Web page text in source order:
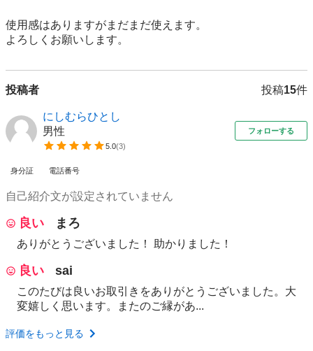
使用感はありますがまだまだ使えます。
よろしくお願いします。
投稿者 投稿15件
にしむらひとし
男性
5.0(3)
フォローする
身分証 電話番号
自己紹介文が設定されていません
良い まろ
ありがとうございました！ 助かりました！
良い sai
このたびは良いお取引きをありがとうございました。大
変嬉しく思います。またのご縁があ...
評価をもっと見る